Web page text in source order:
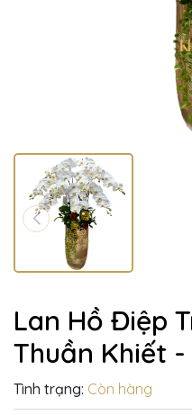
Lan Hồ Điệp
Thuần Khiết -
Tình trạng: Còn hàng